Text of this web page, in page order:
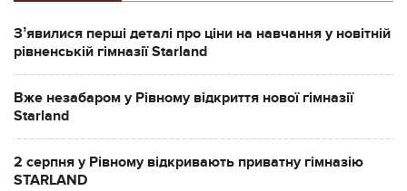
Зʼявилися перші деталі про ціни на навчання у новітній
рівненській гімназії Starland
Вже незабаром у Рівному відкриття нової гімназії
Starland
2 серпня у Рівному відкривають приватну гімназію
STARLAND